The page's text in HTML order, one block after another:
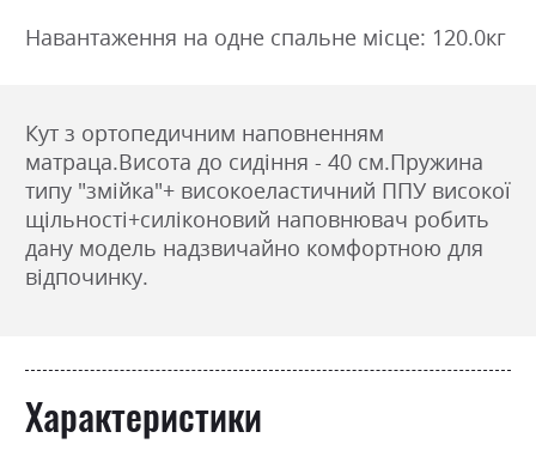
Навантаження на одне спальне місце: 120.0кг
Кут з ортопедичним наповненням
матраца.Висота до сидіння - 40 см.Пружина
типу "змійка"+ високоеластичний ППУ високої
щільності+силіконовий наповнювач робить
дану модель надзвичайно комфортною для
відпочинку.
Характеристики